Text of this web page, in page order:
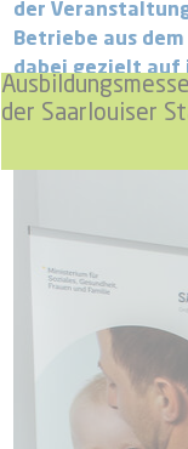
der Saarlouiser
der
Betriebe aus
dabei gezielt auf